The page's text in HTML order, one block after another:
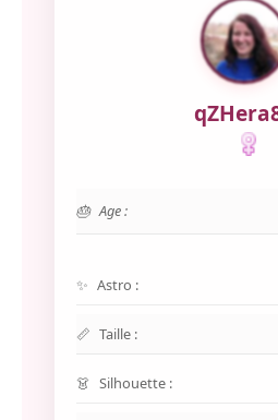
Age :
Astro :
Taille :
Silhouette :